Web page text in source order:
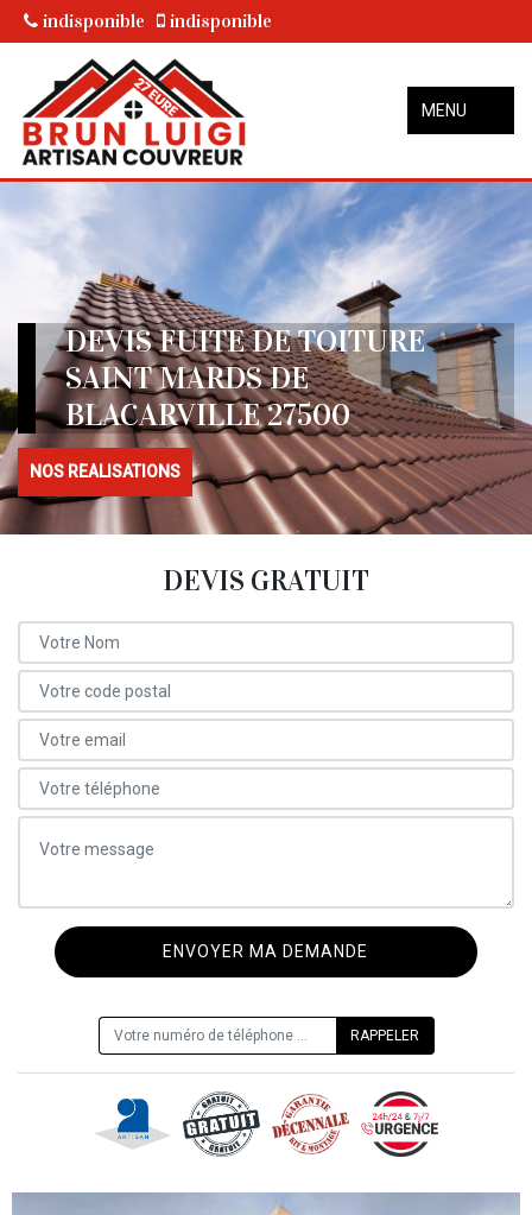
indisponible indisponible
MENU
DEVIS FUITE DE TOITURE
SAINT MARDS DE
BLACARVILLE 27500
NOS REALISATIONS
DEVIS GRATUIT